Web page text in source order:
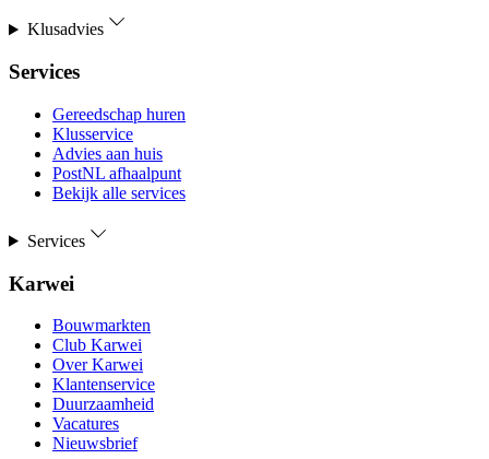
Klusadvies
Services
Gereedschap huren
Klusservice
Advies aan huis
PostNL afhaalpunt
Bekijk alle services
Services
Karwei
Bouwmarkten
Club Karwei
Over Karwei
Klantenservice
Duurzaamheid
Vacatures
Nieuwsbrief